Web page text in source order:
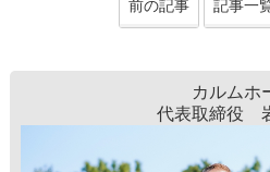
前の記事 記事一
カルムホ
代表取締役